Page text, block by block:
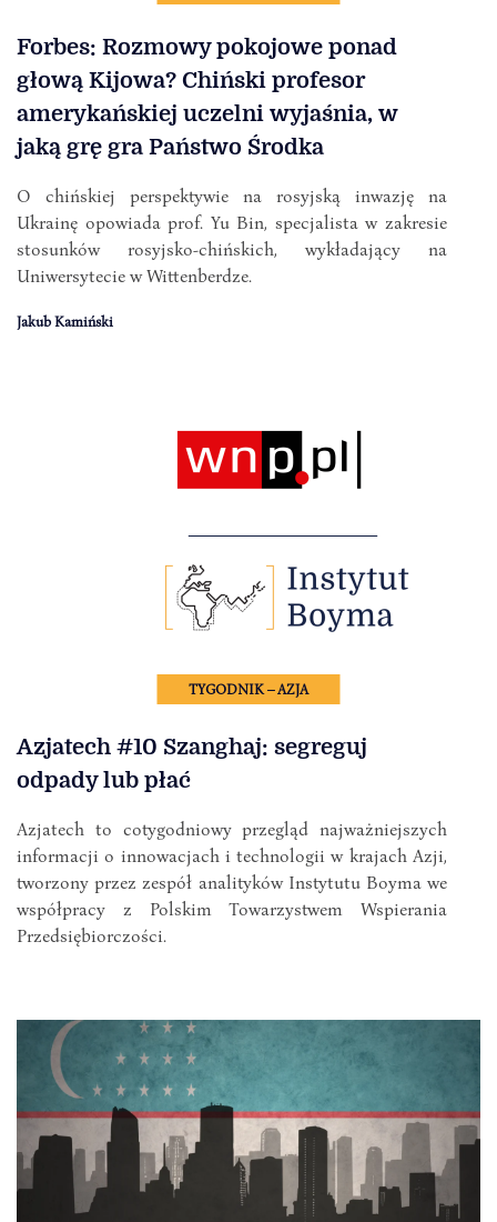
Forbes: Rozmowy pokojowe ponad
głową Kijowa? Chiński profesor
amerykańskiej uczelni wyjaśnia, w
jaką grę gra Państwo Środka
O chińskiej perspektywie na rosyjską inwazję na
Ukrainę opowiada prof. Yu Bin, specjalista w zakresie
stosunków rosyjsko-chińskich, wykładający na
Uniwersytecie w Wittenberdze.
Jakub Kamiński
TYGODNIK – AZJA
Azjatech #10 Szanghaj: segreguj
odpady lub płać
Azjatech to cotygodniowy przegląd najważniejszych
informacji o innowacjach i technologii w krajach Azji,
tworzony przez zespół analityków Instytutu Boyma we
współpracy z Polskim Towarzystwem Wspierania
Przedsiębiorczości.